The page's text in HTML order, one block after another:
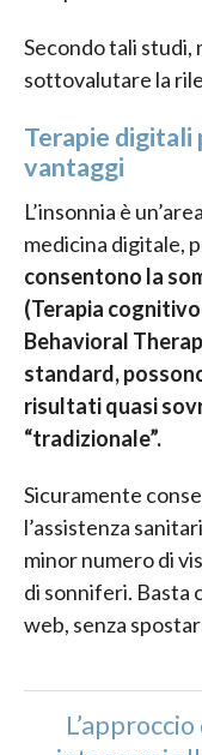
Secondo tali studi,
sottovalutare la
Terapie digitali
vantaggi
L’insonnia è
medicina digitale,
consentono la
(Terapia
Behavioral
standard,
risultati quasi
“tradizionale”.
Sicuramente
l’assistenza
minor numero di
di sonniferi. Basta
web, senza